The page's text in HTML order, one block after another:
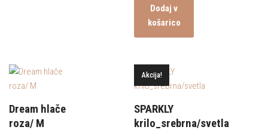
Dodaj v
košarico
Dream hlače
roza/ M
Akcija!
SPARKLY
krilo_srebrna/svetla